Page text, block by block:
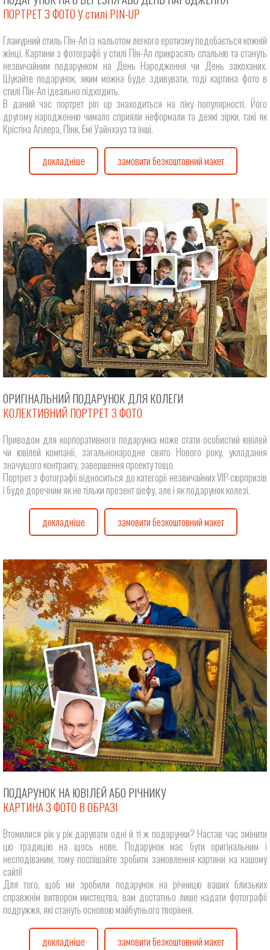
ПОРТРЕТ З ФОТО У стилі PIN-UP
Гламурний стиль Пін-Ап із нальотом легкого еротизму подобається кожній
жінці. Картини з фотографії у стилі Пін-Ап прикрасять спальню та стануть
незвичайним подарунком на День Народження чи День закоханих.
Шукайте подарунок, яким можна буде здивувати, тоді картина фото в
стилі Пін-Ап ідеально підходить.
В даний час портрет pin up знаходиться на піку популярності. Його
другому народженню чимало сприяли неформали та деякі зірки, такі як
Крістіна Агілера, Пінк, Емі Уайнхауз та інші.
докладніше замовити безкоштовний макет
ОРИГІНАЛЬНИЙ ПОДАРУНОК ДЛЯ КОЛЕГИ
КОЛЕКТИВНИЙ ПОРТРЕТ З ФОТО
Приводом для корпоративного подарунка може стати особистий ювілей
чи ювілей компанії, загальнонародне свято Нового року, укладання
значущого контракту, завершення проекту тощо.
Портрет з фотографії відноситься до категорії незвичайних VIP-сюрпризів
і буде доречним як не тільки презент шефу, але і як подарунок колезі.
докладніше замовити безкоштовний макет
ПОДАРУНОК НА ЮВІЛЕЙ АБО РІЧНИКУ
КАРТИНА З ФОТО В ОБРАЗІ
Втомилися рік у рік дарувати одні й ті ж подарунки? Настав час змінити
цю традицію на щось нове. Подарунок має бути оригінальним і
несподіваним, тому поспішайте зробити замовлення картини на нашому
сайті!
Для того, щоб ми зробили подарунок на річницю ваших близьких
справжнім витвором мистецтва, вам достатньо лише надати фотографії
подружжя, які стануть основою майбутнього творіння.
докладніше замовити безкоштовний макет